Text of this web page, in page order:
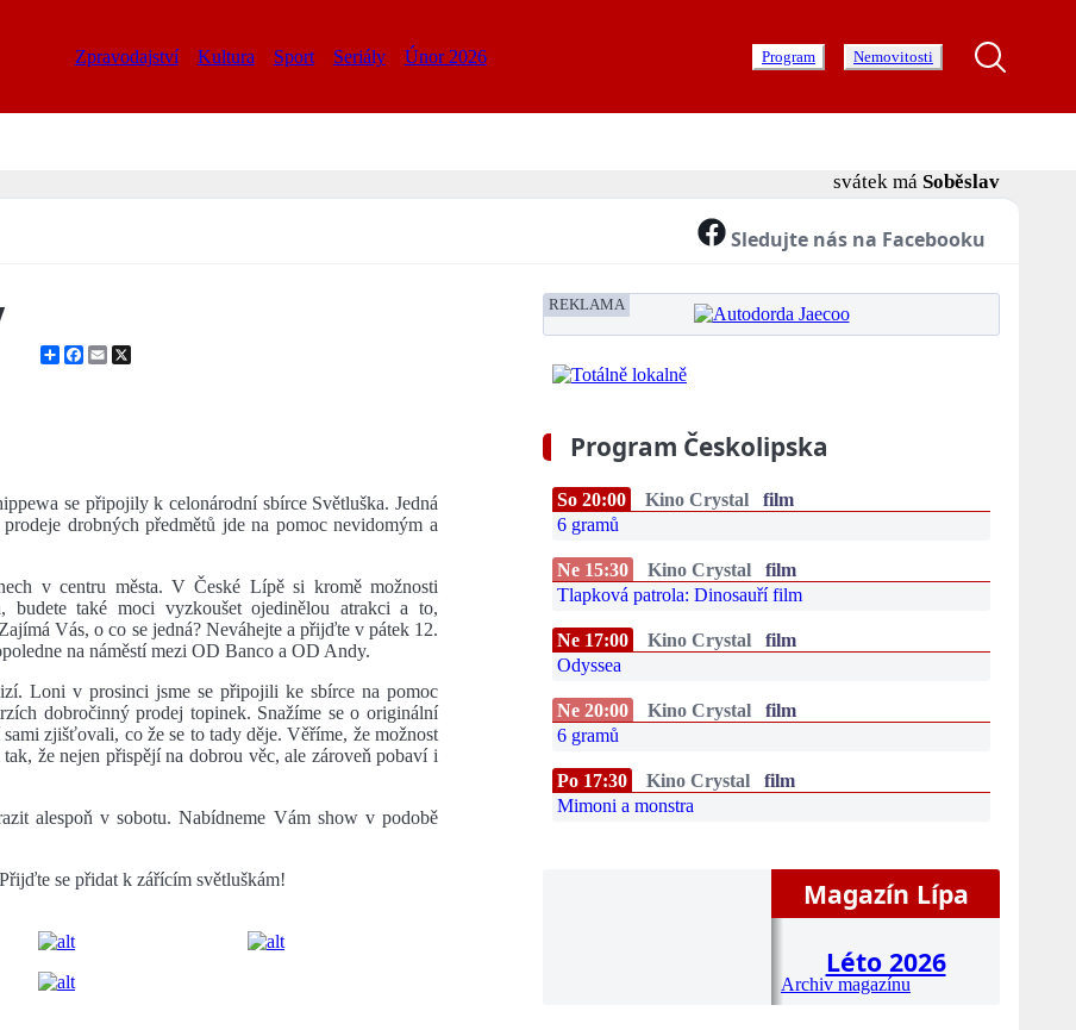
Zpravodajství Kultura Sport Seriály Únor 2026 Program Nemovitosti
svátek má Soběslav
Sledujte nás na Facebooku
ShareFacebook
Email
se připojily k celonárodní sbírce Světluška. Jedná
drobných předmětů jde na pomoc nevidomým a
v centru města. V České Lípě si kromě možnosti
budete také moci vyzkoušet ojedinělou atrakci a to,
Vás, o co se jedná? Neváhejte a přijďte v pátek 12.
na náměstí mezi OD Banco a OD Andy.
Loni v prosinci jsme se připojili ke sbírce na pomoc
dobročinný prodej topinek. Snažíme se o originální
zjišťovali, co že se to tady děje. Věříme, že možnost
že nejen přispějí na dobrou věc, ale zároveň pobaví i
alespoň v sobotu. Nabídneme Vám show v podobě
se přidat k zářícím světluškám!
REKLAMA
Program Českolipska
So 20:00 Kino Crystal
film
6 gramů
Ne 15:30 Kino Crystal
film
Tlapková patrola: Dinosauří film
Ne 17:00 Kino Crystal
film
Odyssea
Ne 20:00 Kino Crystal
film
6 gramů
Po 17:30 Kino Crystal
film
Mimoni a monstra
Magazín Lípa
Léto 2026
Archiv magazínu